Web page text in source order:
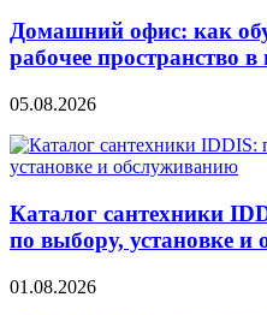
Домашний офис: как
рабочее пространство
05.08.2026
Каталог сантехники
по выбору, установке и
01.08.2026